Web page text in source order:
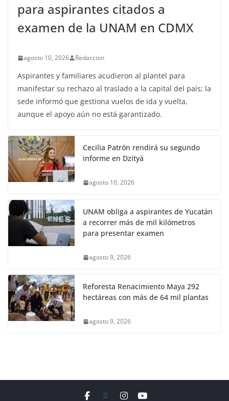
para aspirantes citados a
examen de la UNAM en CDMX
agosto 10, 2026 Redaccion
Aspirantes y familiares acudieron al plantel para
manifestar su rechazo al traslado a la capital del país; la
sede informó que gestiona vuelos de ida y vuelta,
aunque el apoyo aún no está garantizado.
Cecilia Patrón rendirá su segundo
informe en Dzityá
agosto 10, 2026
UNAM obliga a aspirantes de Yucatán
a recorrer más de mil kilómetros
para presentar examen
agosto 9, 2026
Reforesta Renacimiento Maya 292
hectáreas con más de 64 mil plantas
agosto 9, 2026